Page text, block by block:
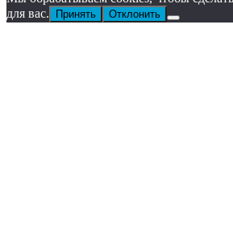
для вас.
Принять Отклонить